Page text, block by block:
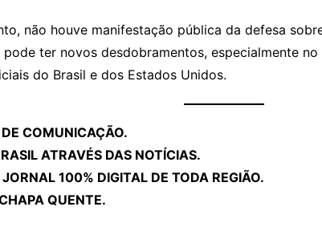
não houve manifestação pública da defesa
ter novos desdobramentos, especialmente
do Brasil e dos Estados Unidos.
COMUNICAÇÃO.
ATRAVÉS DAS NOTÍCIAS.
100% DIGITAL DE TODA REGIÃO.
QUENTE.